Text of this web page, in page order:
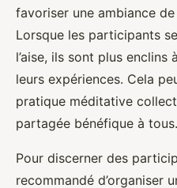
favoriser une ambiance
Lorsque les participants
l’aise, ils sont plus enclins
leurs expériences. Cela
pratique méditative
partagée bénéfique à tous.
Pour discerner des
recommandé d’organiser